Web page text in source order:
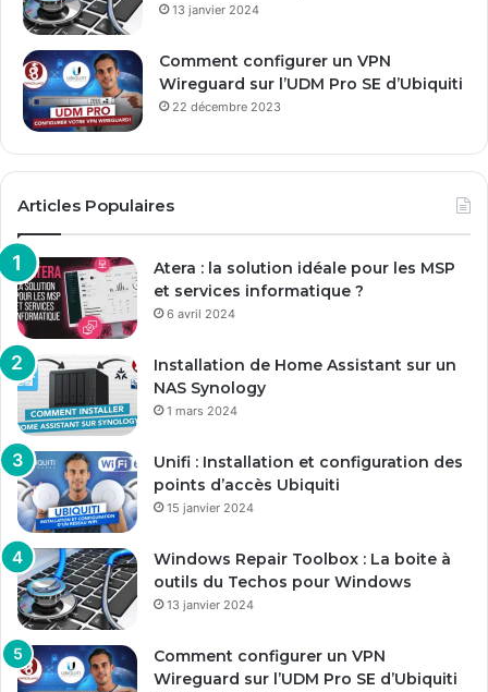
13 janvier 2024
Comment configurer un VPN
Wireguard sur l’UDM Pro SE d’Ubiquiti
22 décembre 2023
Articles Populaires
Atera : la solution idéale pour les MSP
et services informatique ?
6 avril 2024
Installation de Home Assistant sur un
NAS Synology
1 mars 2024
Unifi : Installation et configuration des
points d’accès Ubiquiti
15 janvier 2024
Windows Repair Toolbox : La boite à
outils du Techos pour Windows
13 janvier 2024
Comment configurer un VPN
Wireguard sur l’UDM Pro SE d’Ubiquiti